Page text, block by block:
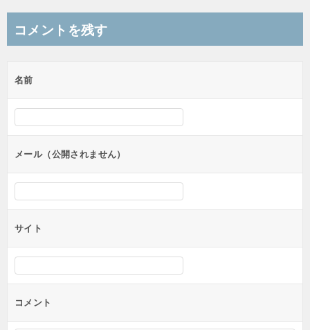
ビ
ー
シ
ン
コメントを残す
名前
メール（公開されません）
サイト
コメント